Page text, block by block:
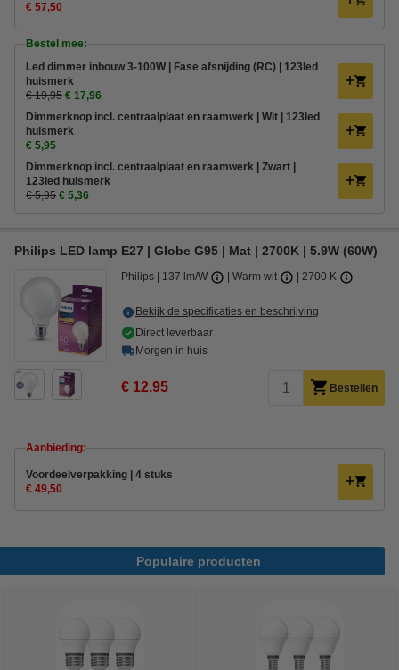
€ 57,50
Bestel mee:
Led dimmer inbouw 3-100W | Fase afsnijding (RC) | 123led
huismerk
€ 19,95 € 17,96
Dimmerknop incl. centraalplaat en raamwerk | Wit | 123led
huismerk
€ 5,95
Dimmerknop incl. centraalplaat en raamwerk | Zwart |
123led huismerk
€ 5,95 € 5,36
Philips LED lamp E27 | Globe G95 | Mat | 2700K | 5.9W (60W)
Philips 137 lm/W Warm wit 2700 K
Bekijk de specificaties en beschrijving
Direct leverbaar
Morgen in huis
€ 12,95 Bestellen
Aanbieding:
Voordeelverpakking | 4 stuks
€ 49,50
Populaire producten